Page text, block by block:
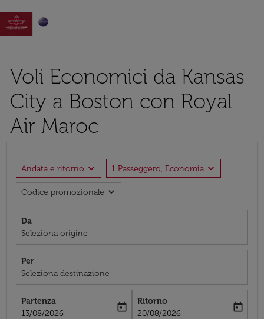

Voli Economici da Kansas
City a Boston con Royal
Air Maroc
Andata e ritorno expand_more 1 Passeggero, Economia expand_more
Codice promozionale expand_more
Da
Seleziona origine
Per
Seleziona destinazione
Partenza
fc-booking-departure-date-aria-label
13/08/2026
today
Ritorno
fc-booking-return-date-aria-label
20/08/2026
today